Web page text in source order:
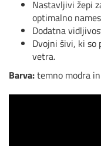
Nastavljivi žepi
optimalno
Dodatna
Dvojni šivi, ki so
vetra.
Barva:temno modra